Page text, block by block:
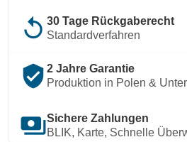
replay 30 Tage Rückgaberecht
Standardverfahren
verified_user 2 Jahre Garantie
Produktion in Polen &
paymentsSichere Zahlungen
BLIK, Karte, Schnelle